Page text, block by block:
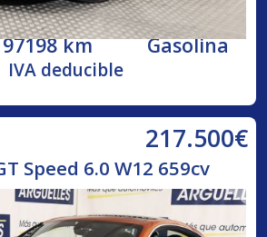
97198 km Gasolina
IVA deducible
217.500€
Speed 6.0 W12 659cv